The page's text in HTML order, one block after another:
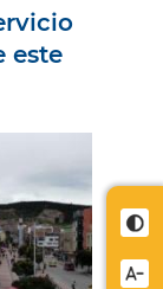
este